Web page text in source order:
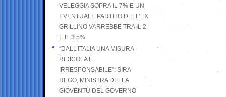
VELEGGIA SOPRA IL 7% E UN
EVENTUALE PARTITO DELL’EX
GRILLINO VARREBBE TRA IL 2
E IL 3.5%
“DALL’ITALIA UNA MISURA
RIDICOLA E
IRRESPONSABILE”: SIRA
REGO, MINISTRA DELLA
GIOVENTÙ DEL GOVERNO